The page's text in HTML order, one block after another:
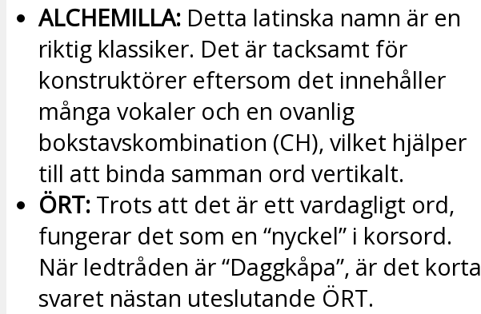
ALCHEMILLA: Detta latinska namn är en
riktig klassiker. Det är tacksamt för
konstruktörer eftersom det innehåller
många vokaler och en ovanlig
bokstavskombination (CH), vilket hjälper
till att binda samman ord vertikalt.
ÖRT: Trots att det är ett vardagligt ord,
fungerar det som en “nyckel” i korsord.
När ledtråden är “Daggkåpa”, är det korta
svaret nästan uteslutande ÖRT.